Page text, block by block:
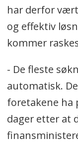
har derfor
og effektiv
kommer
- De fleste
automatisk.
foretakene ha
dager etter at